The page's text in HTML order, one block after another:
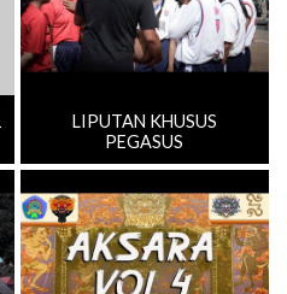
LIPUTAN KHUSUS
PEGASUS